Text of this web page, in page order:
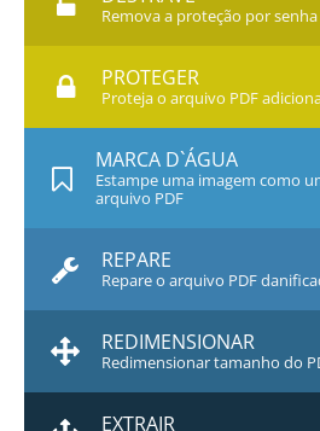
Remova a proteção por senha
PROTEGER
Proteja o arquivo PDF
MARCA D`ÁGUA
Estampe uma imagem como
arquivo PDF
REPARE
Repare o arquivo PDF
REDIMENSIONAR
Redimensionar tamanho do
EXTRAIR